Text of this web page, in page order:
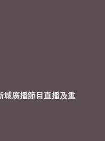
廣播節目直播及重